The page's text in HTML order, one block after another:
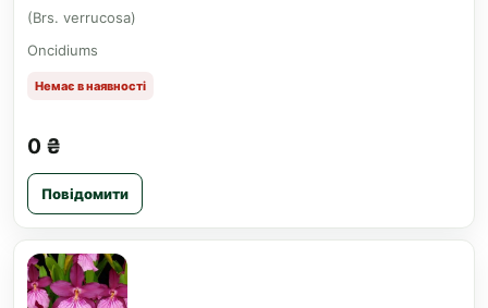
(Brs. verrucosa)
Oncidiums
Немає в наявності
0 ₴
Повідомити